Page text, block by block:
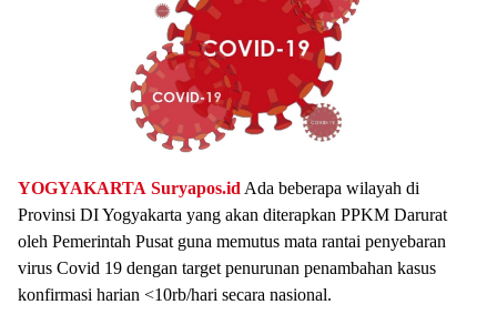
YOGYAKARTA Suryapos.id Ada beberapa wilayah di
Provinsi DI Yogyakarta yang akan diterapkan PPKM Darurat
oleh Pemerintah Pusat guna memutus mata rantai penyebaran
virus Covid 19 dengan target penurunan penambahan kasus
konfirmasi harian <10rb/hari secara nasional.